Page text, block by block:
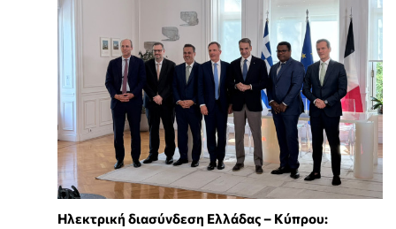
Ηλεκτρική διασύνδεση Ελλάδας – Κύπρου: